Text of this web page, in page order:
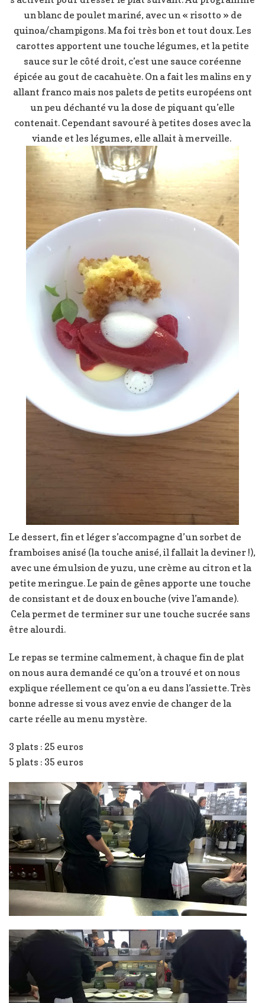
un blanc de poulet mariné, avec un « risotto » de
quinoa/champigons. Ma foi très bon et tout doux. Les
carottes apportent une touche légumes, et la petite
sauce sur le côté droit, c’est une sauce coréenne
épicée au gout de cacahuète. On a fait les malins en y
allant franco mais nos palets de petits européens ont
un peu déchanté vu la dose de piquant qu’elle
contenait. Cependant savouré à petites doses avec la
viande et les légumes, elle allait à merveille.
Le dessert, fin et léger s’accompagne d’un sorbet de
framboises anisé (la touche anisé, il fallait la deviner !),
avec une émulsion de yuzu, une crème au citron et la
petite meringue. Le pain de gênes apporte une touche
de consistant et de doux en bouche (vive l’amande).
Cela permet de terminer sur une touche sucrée sans
être alourdi.
Le repas se termine calmement, à chaque fin de plat
on nous aura demandé ce qu’on a trouvé et on nous
explique réellement ce qu’on a eu dans l’assiette. Très
bonne adresse si vous avez envie de changer de la
carte réelle au menu mystère.
3 plats : 25 euros
5 plats : 35 euros